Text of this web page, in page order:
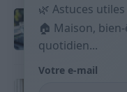
Budget
répartir
9 avril 2026
Sport
🌿 Astuces
🏠 Maison,
quotidien...
Votre e-mail